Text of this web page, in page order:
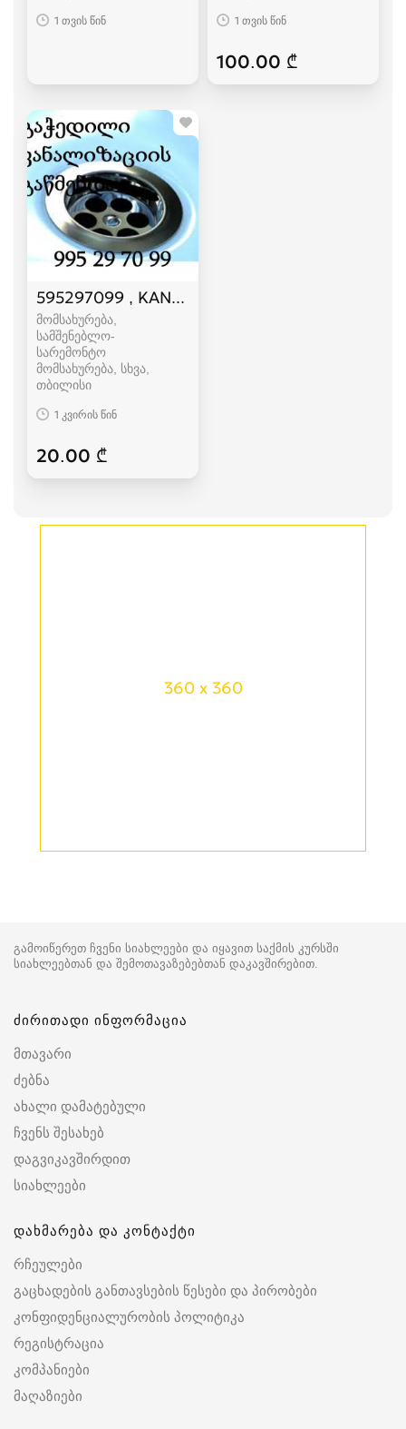
1 თვის წინ 1 თვის წინ
100.00 ₾
595297099 , KANALIZACIIS GAWMENDA
მომსახურება,
სამშენებლო-
სარემონტო
მომსახურება, სხვა
თბილისი
1 კვირის წინ
20.00 ₾
360 x 360
გამოიწერეთ ჩვენი სიახლეები და იყავით საქმის კურსში
სიახლეებთან და შემოთავაზებებთან დაკავშირებით.
ძირითადი ინფორმაცია
მთავარი
ძებნა
ახალი დამატებული
ჩვენს შესახებ
დაგვიკავშირდით
სიახლეები
დახმარება და კონტაქტი
რჩეულები
გაცხადების განთავსების წესები და პირობები
კონფიდენციალურობის პოლიტიკა
რეგისტრაცია
კომპანიები
მაღაზიები